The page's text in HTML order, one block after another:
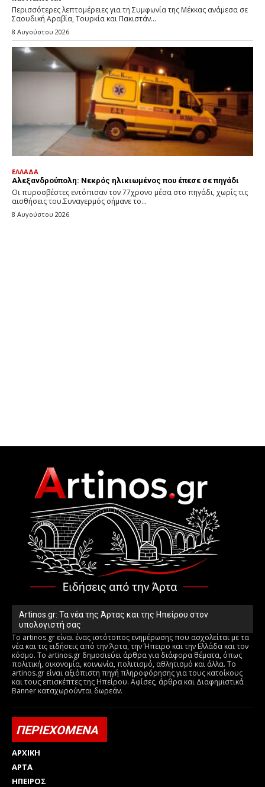
Artinos.gr: Τα νέα της Άρτας και της Ηπείρου στον
υπολογιστή σας
Το artinos.gr είναι ένας ιστότοπος ενημέρωσης που ασχολείται με τα
νέα και τις ειδήσεις από την Άρτα, την Ήπειρο και την Ελλάδα και τον
κόσμο. Το artinos.gr δημοσιεύει άρθρα για διάφορα θέματα, όπως
πολιτική, οικονομία, κοινωνία, πολιτισμό, αθλητισμό και άλλα. Το
artinos.gr είναι αξιόπιστη πηγή πληροφόρησης για τους κατοίκους
και τους επισκέπτες της Ηπείρου. Αφίσες, άρθρα και Διαφημιστικά
Banner καταχωρούνται δωρεάν.
ΠΕΡΙΕΧΟΜΕΝΑ
ΑΡΧΙΚΗ
ΑΡΤΑ
ΗΠΕΙΡΟΣ